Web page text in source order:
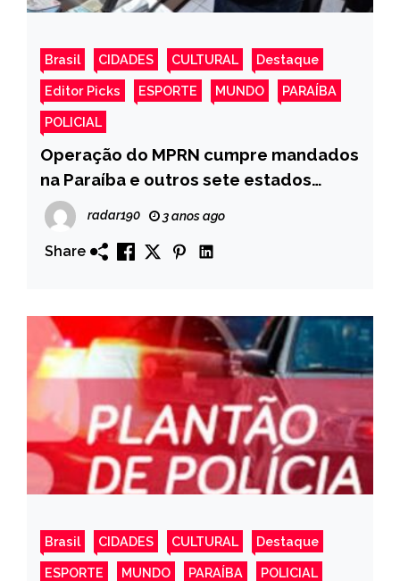
Brasil CIDADES CULTURAL Destaque
Editor Picks ESPORTE MUNDO PARAÍBA
POLICIAL
Operação do MPRN cumpre mandados
na Paraíba e outros sete estados
contra grupo suspeito de lavar
dinheiro com fazendas e igrejas
radar190 3 anos ago
Share
Brasil CIDADES CULTURAL Destaque
ESPORTE MUNDO PARAÍBA POLICIAL